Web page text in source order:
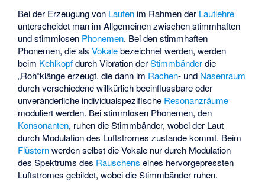
Bei der Erzeugung von Lauten im Rahmen der Lautlehre
unterscheidet man im Allgemeinen zwischen stimmhaften
und stimmlosen Phonemen. Bei den stimmhaften
Phonemen, die alsVokalebezeichnet werden, werden
beim Kehlkopfdurch Vibration derStimmbänderdie
„Roh“klänge erzeugt, die dann im Rachen- und Nasenraum
durch verschiedene willkürlich beeinflussbare oder
unveränderliche individualspezifische Resonanzräume
moduliert werden. Bei stimmlosen Phonemen, den
Konsonanten, ruhen die Stimmbänder, wobei der Laut
durch Modulation des Luftstromes zustande kommt. Beim
Flüsternwerden selbst die Vokale nur durch Modulation
desSpektrums des Rauschens eines hervorgepressten
Luftstromes gebildet, wobei die Stimmbänder ruhen.